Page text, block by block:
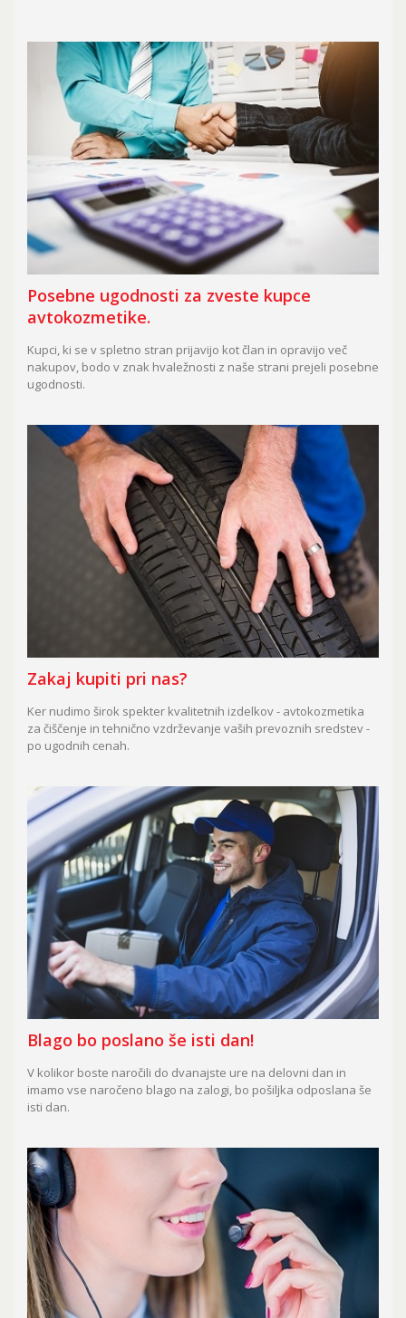
Posebne ugodnosti za zveste kupce
avtokozmetike.
Kupci, ki se v spletno stran prijavijo kot član in opravijo več
nakupov, bodo v znak hvaležnosti z naše strani prejeli posebne
ugodnosti.
Zakaj kupiti pri nas?
Ker nudimo širok spekter kvalitetnih izdelkov - avtokozmetika
za čiščenje in tehnično vzdrževanje vaših prevoznih sredstev -
po ugodnih cenah.
Blago bo poslano še isti dan!
V kolikor boste naročili do dvanajste ure na delovni dan in
imamo vse naročeno blago na zalogi, bo pošiljka odposlana še
isti dan.